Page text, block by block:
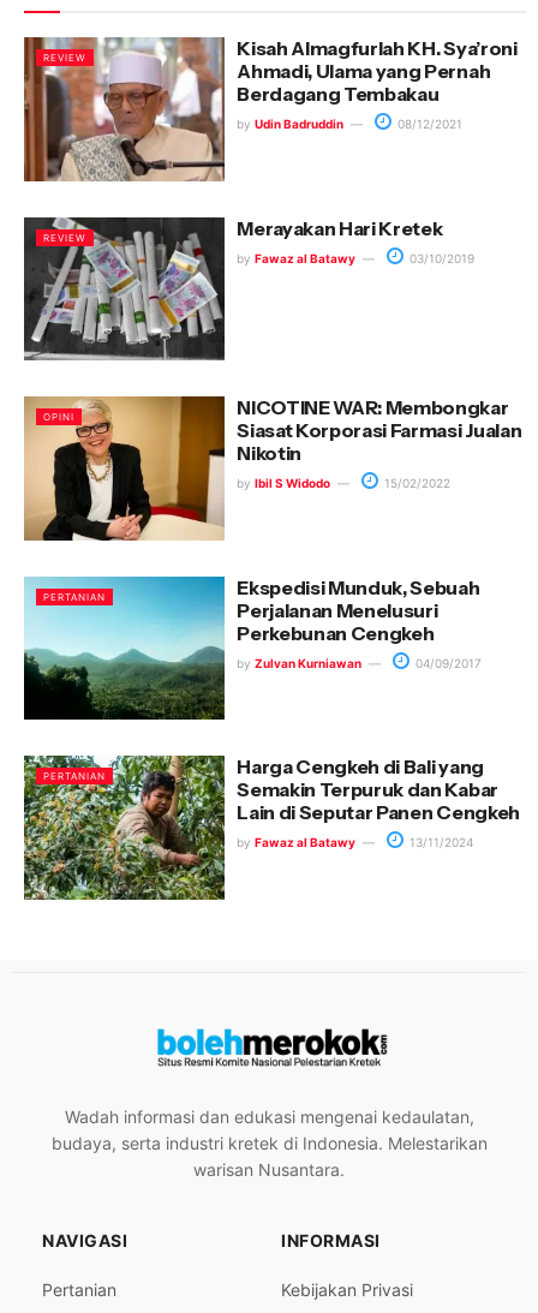
REVIEW
Kisah Almagfurlah KH. Sya’roni
Ahmadi, Ulama yang Pernah
Berdagang Tembakau
by Udin Badruddin 08/12/2021
REVIEW Merayakan Hari Kretek
by Fawaz al Batawy 03/10/2019
OPINI
NICOTINE WAR: Membongkar
Siasat Korporasi Farmasi Jualan
Nikotin
by Ibil S Widodo 15/02/2022
PERTANIAN
Ekspedisi Munduk, Sebuah
Perjalanan Menelusuri
Perkebunan Cengkeh
by Zulvan Kurniawan 04/09/2017
PERTANIAN
Harga Cengkeh di Bali yang
Semakin Terpuruk dan Kabar
Lain di Seputar Panen Cengkeh
by Fawaz al Batawy 13/11/2024
Wadah informasi dan edukasi mengenai kedaulatan,
budaya, serta industri kretek di Indonesia. Melestarikan
warisan Nusantara.
NAVIGASI
Pertanian
INFORMASI
Kebijakan Privasi